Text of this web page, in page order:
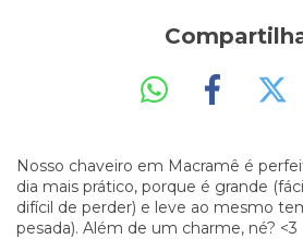
Nosso chaveiro em Macramê é
dia mais prático, porque é grande
difícil de perder) e leve ao mesmo
pesada). Além de um charme, né? <3